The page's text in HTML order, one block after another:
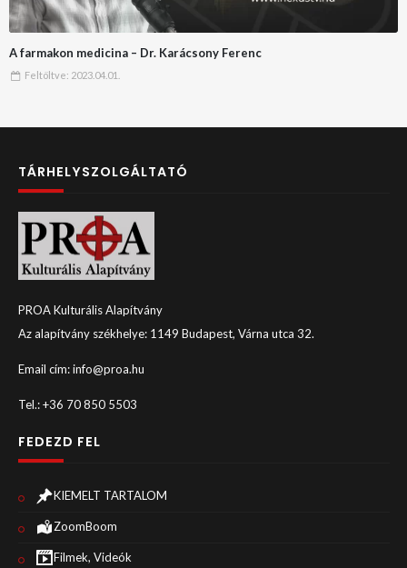
A farmakon medicina – Dr. Karácsony Ferenc
Feltöltve: 2023.04.01.
TÁRHELYSZOLGÁLTATÓ
PROA Kulturális Alapítvány
Az alapítvány székhelye: 1149 Budapest, Várna utca 32.
Email cím: info@proa.hu
Tel.: +36 70 850 5503
FEDEZD FEL
KIEMELT TARTALOM
ZoomBoom
Filmek, Videók